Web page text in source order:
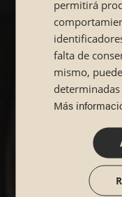
permitirá
falta de
mismo,
Más